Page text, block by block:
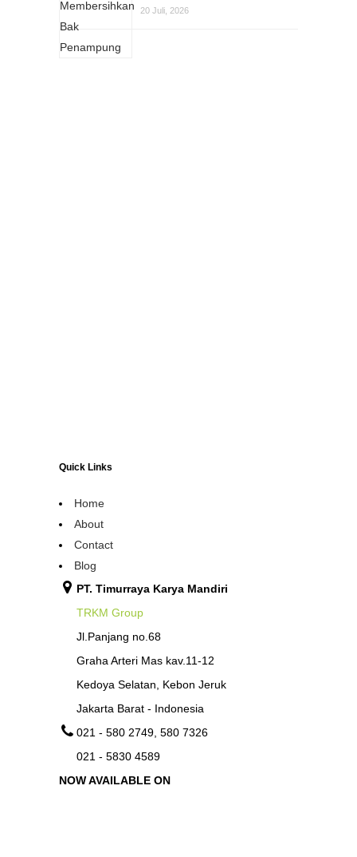
20 Juli, 2026
Quick Links
Home
About
Contact
Blog
PT. Timurraya Karya Mandiri
TRKM Group
Jl.Panjang no.68
Graha Arteri Mas kav.11-12
Kedoya Selatan, Kebon Jeruk
Jakarta Barat - Indonesia
021 - 580 2749, 580 7326
021 - 5830 4589
NOW AVAILABLE ON